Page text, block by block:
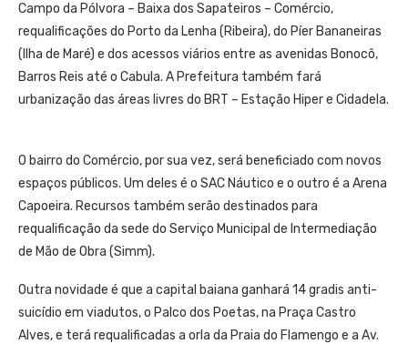
Campo da Pólvora – Baixa dos Sapateiros – Comércio,
requalificações do Porto da Lenha (Ribeira), do Píer Bananeiras
(Ilha de Maré) e dos acessos viários entre as avenidas Bonocô,
Barros Reis até o Cabula. A Prefeitura também fará
urbanização das áreas livres do BRT – Estação Hiper e Cidadela.
O bairro do Comércio, por sua vez, será beneficiado com novos
espaços públicos. Um deles é o SAC Náutico e o outro é a Arena
Capoeira. Recursos também serão destinados para
requalificação da sede do Serviço Municipal de Intermediação
de Mão de Obra (Simm).
Outra novidade é que a capital baiana ganhará 14 gradis anti-
suicídio em viadutos, o Palco dos Poetas, na Praça Castro
Alves, e terá requalificadas a orla da Praia do Flamengo e a Av.